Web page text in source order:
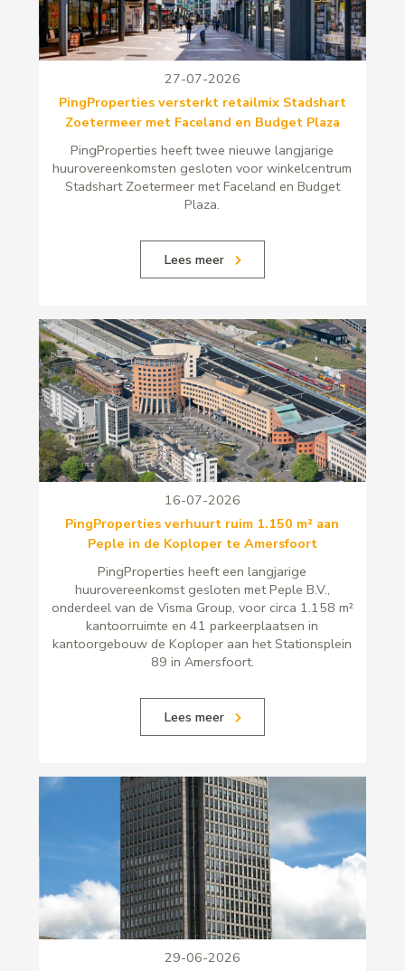
27-07-2026
PingProperties versterkt retailmix Stadshart
Zoetermeer met Faceland en Budget Plaza
PingProperties heeft twee nieuwe langjarige
huurovereenkomsten gesloten voor winkelcentrum
Stadshart Zoetermeer met Faceland en Budget
Plaza.
Lees meer
16-07-2026
PingProperties verhuurt ruim 1.150 m² aan
Peple in de Koploper te Amersfoort
PingProperties heeft een langjarige
huurovereenkomst gesloten met Peple B.V.,
onderdeel van de Visma Group, voor circa 1.158 m²
kantoorruimte en 41 parkeerplaatsen in
kantoorgebouw de Koploper aan het Stationsplein
89 in Amersfoort.
Lees meer
29-06-2026